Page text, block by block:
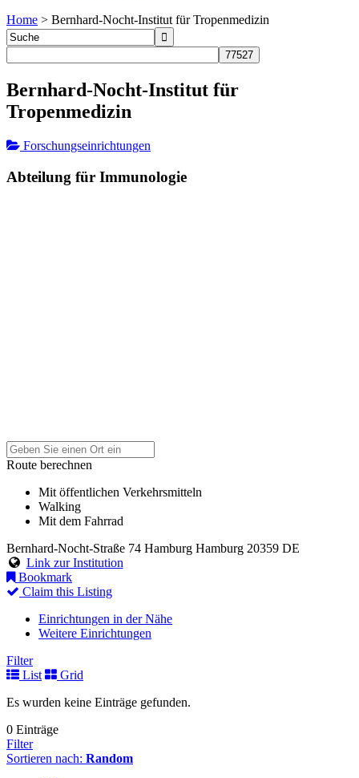
Home > Bernhard-Nocht-Institut für Tropenmedizin
Bernhard-Nocht-Institut für
Tropenmedizin
Forschungseinrichtungen
Abteilung für Immunologie
Route berechnen
Mit öffentlichen Verkehrsmitteln
Walking
Mit dem Fahrrad
Bernhard-Nocht-Straße 74 Hamburg Hamburg 20359 DE
Link zur Institution
Bookmark
Claim this Listing
Einrichtungen in der Nähe
Weitere Einrichtungen
Filter
List
Grid
Es wurden keine Einträge gefunden.
0 Einträge
Filter
Sortieren nach: Random